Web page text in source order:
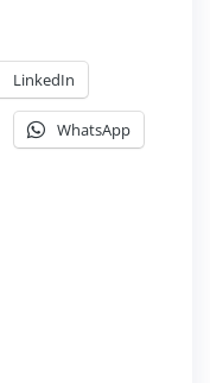
LinkedIn
WhatsApp